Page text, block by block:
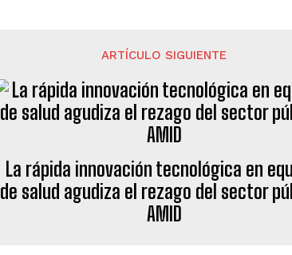
ARTÍCULO SIGUIENTE
La rápida innovación tecnológica en
de salud agudiza el rezago del sector
AMID